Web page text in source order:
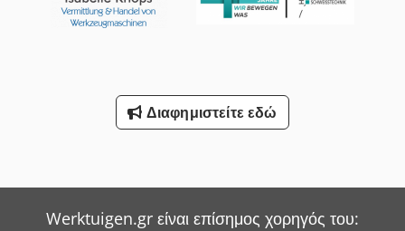
Διαφημιστείτε εδώ
Werktuigen.gr είναι επίσημος χορηγός του: